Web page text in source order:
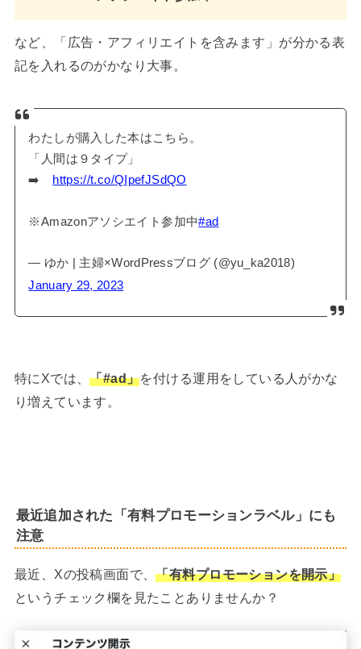
など、「広告・アフィリエイトを含みます」が分かる表
記を入れるのがかなり大事。
わたしが購入した本はこちら。
「人間は９タイプ」
➡️
https://t.co/QIpefJSdQO
※Amazonアソシエイト参加中#ad
— ゆか | 主婦×WordPressブログ (@yu_ka2018)
January 29, 2023
特にXでは、「#ad」を付ける運用をしている人がかな
り増えています。
最近追加された「有料プロモーションラベル」にも
注意
最近、Xの投稿画面で、「有料プロモーションを開示」
というチェック欄を見たことありませんか？